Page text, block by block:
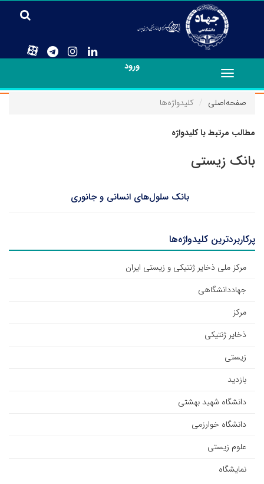
ورود
Toggle
navigation
صفحه‌اصلی
کلیدواژه‌ها
مطالب مرتبط با کلیدواژه
بانک زیستی
بانک سلول‌های انسانی و جانوری
پرکاربردترین کلیدواژه‌ها
مرکز ملی ذخایر ژنتیکی و زیستی ایران
جهاددانشگاهی
مرکز
ذخایر ژنتیکی
زیستی
بازدید
دانشگاه شهید بهشتی
دانشگاه خوارزمی
علوم زیستی
نمایشگاه